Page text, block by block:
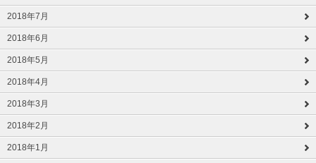
2018年7月
2018年6月
2018年5月
2018年4月
2018年3月
2018年2月
2018年1月